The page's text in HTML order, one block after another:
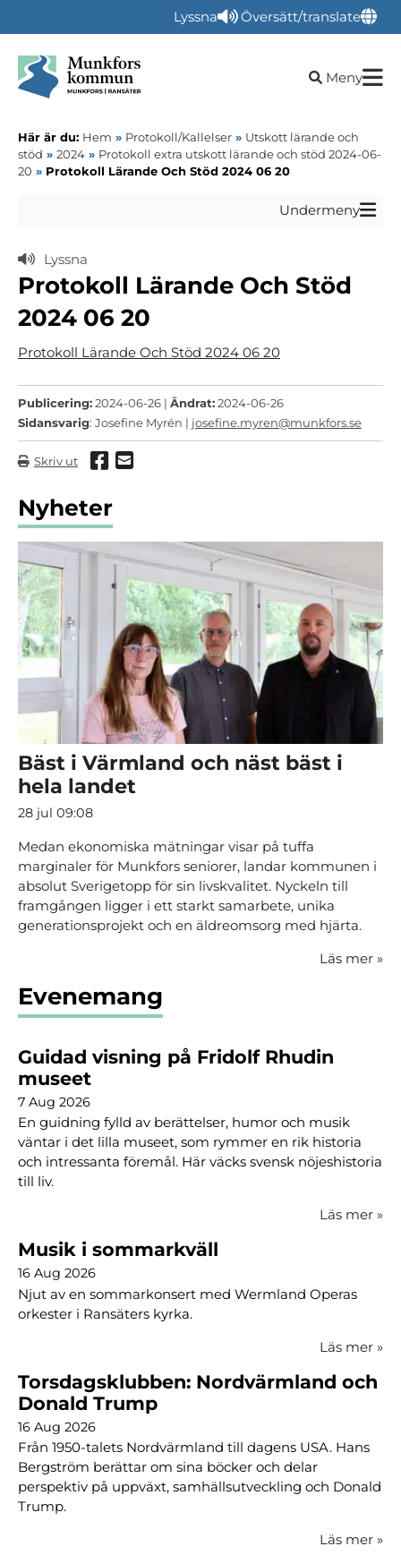
Lyssna Översätt/translate
Öppna
Meny
Här är du: Hem » Protokoll/Kallelser » Utskott lärande och
stöd » 2024 » Protokoll extra utskott lärande och stöd 2024-06-
20 » Protokoll Lärande Och Stöd 2024 06 20
Undermeny
Lyssna
Protokoll Lärande Och Stöd
2024 06 20
Protokoll Lärande Och Stöd 2024 06 20
Publicering:2024-06-26 | Ändrat:2024-06-26
Sidansvarig: Josefine Myrén | josefine.myren@munkfors.se
Skriv ut Dela via Facebook
Dela via mail
Nyheter
Bäst i Värmland och näst bäst i
hela landet
28 jul 09:08
Medan ekonomiska mätningar visar på tuffa
marginaler för Munkfors seniorer, landar kommunen i
absolut Sverigetopp för sin livskvalitet. Nyckeln till
framgången ligger i ett starkt samarbete, unika
generationsprojekt och en äldreomsorg med hjärta.
Läs mer »
Evenemang
Guidad visning på Fridolf Rhudin
museet
7 Aug 2026
En guidning fylld av berättelser, humor och musik
väntar i det lilla museet, som rymmer en rik historia
och intressanta föremål. Här väcks svensk nöjeshistoria
till liv.
Läs mer »
Musik i sommarkväll
16 Aug 2026
Njut av en sommarkonsert med Wermland Operas
orkester i Ransäters kyrka.
Läs mer »
Torsdagsklubben: Nordvärmland och
Donald Trump
16 Aug 2026
Från 1950-talets Nordvärmland till dagens USA. Hans
Bergström berättar om sina böcker och delar
perspektiv på uppväxt, samhällsutveckling och Donald
Trump.
Läs mer »